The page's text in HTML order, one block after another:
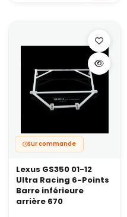
Sur commande
Lexus GS350 01-12
Ultra Racing 6-Points
Barre inférieure
arrière 670